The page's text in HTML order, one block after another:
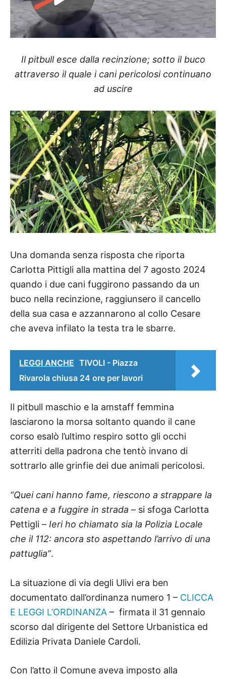
Il pitbull esce dalla recinzione; sotto il buco
attraverso il quale i cani pericolosi continuano
ad uscire
Una domanda senza risposta che riporta
Carlotta Pittigli alla mattina del 7 agosto 2024
quando i due cani fuggirono passando da un
buco nella recinzione, raggiunsero il cancello
della sua casa e azzannarono al collo Cesare
che aveva infilato la testa tra le sbarre.
LEGGI ANCHE TIVOLI - Piazza
Rivarola chiusa 24 ore per lavori
Il pitbull maschio e la amstaff femmina
lasciarono la morsa soltanto quando il cane
corso esalò l’ultimo respiro sotto gli occhi
atterriti della padrona che tentò invano di
sottrarlo alle grinfie dei due animali pericolosi.
“Quei cani hanno fame, riescono a strappare la
catena e a fuggire in strada – si sfoga Carlotta
Pettigli – Ieri ho chiamato sia la Polizia Locale
che il 112: ancora sto aspettando l’arrivo di una
pattuglia”.
La situazione di via degli Ulivi era ben
documentato dall’ordinanza numero 1 – CLICCA
E LEGGI L’ORDINANZA – firmata il 31 gennaio
scorso dal dirigente del Settore Urbanistica ed
Edilizia Privata Daniele Cardoli.
Con l’atto il Comune aveva imposto alla